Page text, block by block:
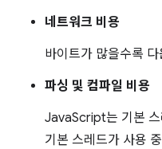
네트워크 비용
바이트가 많을수록
파싱 및 컴파일 비용
JavaScript는 기본 스
기본 스레드가 사용